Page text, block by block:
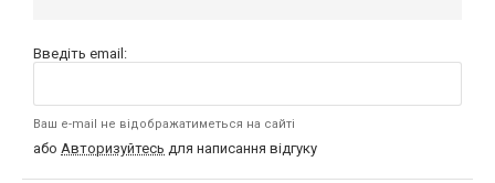
Введіть email:
Ваш e-mail не відображатиметься на сайті
або Авторизуйтесь для написання відгуку